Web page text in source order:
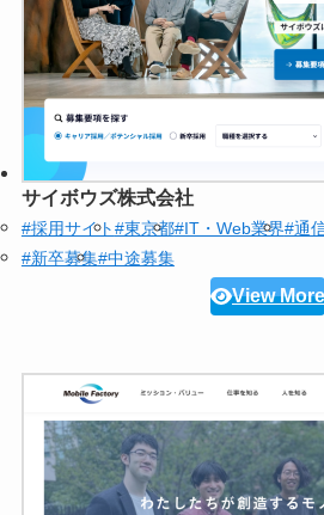
サイボウズ株式会社
#採用サイト#東京都#IT・Web業界#通
#新卒募集#中途募集
View More